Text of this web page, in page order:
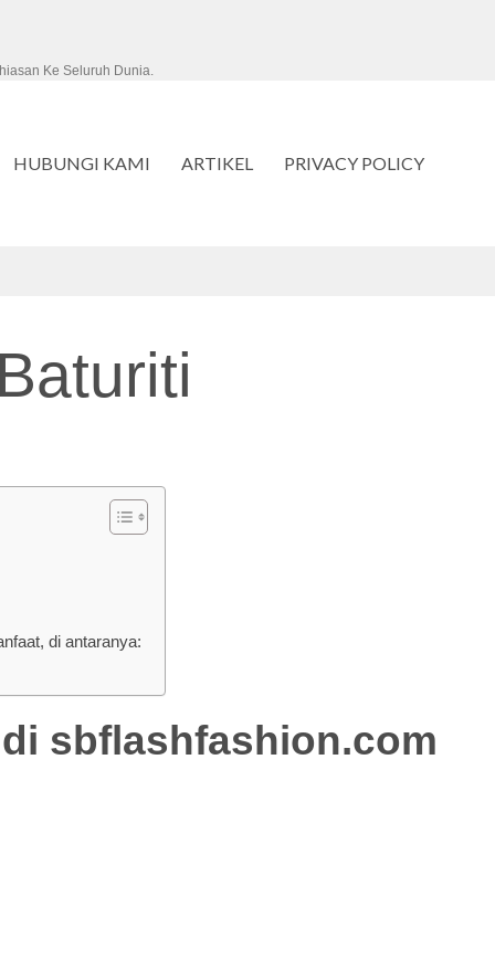
Ke Seluruh Dunia.
HUBUNGI KAMI ARTIKEL PRIVACY POLICY
di antaranya:
sbflashfashion.com